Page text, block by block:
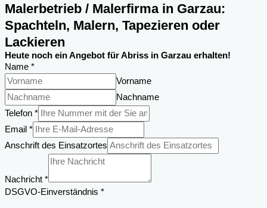
Malerbetrieb / Malerfirma in Garzau:
Spachteln, Malern, Tapezieren oder
Lackieren
Heute noch ein Angebot für Abriss in Garzau erhalten!
Name *
Vorname
Nachname
Telefon *
Email *
Anschrift
Anschrift des Einsatzortes
Nachricht *
DSGVO-Einverständnis *